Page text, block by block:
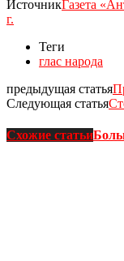
ИсточникГазета
г.
Теги
глас народа
предыдущая статья
Следующая статья
Схожие статьи